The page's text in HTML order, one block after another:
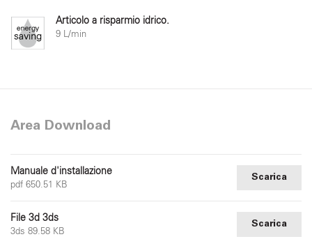
Articolo a risparmio idrico.
9 L/min
Area Download
Manuale d'installazione
pdf 650.51 KB
Scarica
File 3d 3ds
3ds 89.58 KB
Scarica